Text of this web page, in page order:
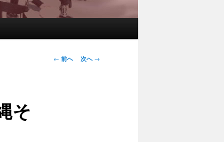
投稿ナビゲー
← 前へ 次へ→
そ